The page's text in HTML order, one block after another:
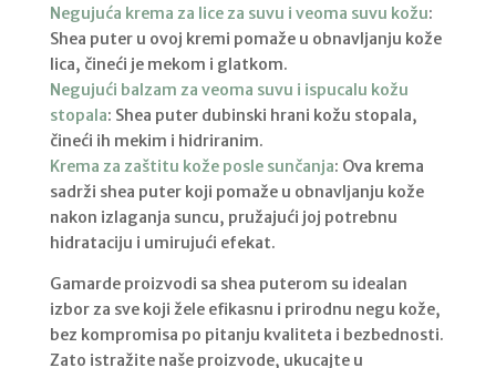
Negujuća krema za lice za suvu i veoma suvu kožu:
Shea puter u ovoj kremi pomaže u obnavljanju kože
lica, čineći je mekom i glatkom.
Negujući balzam za veoma suvu i ispucalu kožu
stopala: Shea puter dubinski hrani kožu stopala,
čineći ih mekim i hidriranim.
Krema za zaštitu kože posle sunčanja: Ova krema
sadrži shea puter koji pomaže u obnavljanju kože
nakon izlaganja suncu, pružajući joj potrebnu
hidrataciju i umirujući efekat.
Gamarde proizvodi sa shea puterom su idealan
izbor za sve koji žele efikasnu i prirodnu negu kože,
bez kompromisa po pitanju kvaliteta i bezbednosti.
Zato istražite naše proizvode, ukucajte u